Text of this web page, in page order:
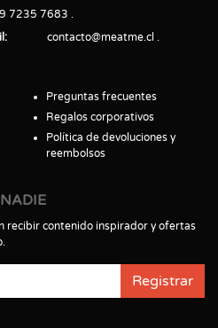
7235 7683
contacto@meatme.cl
Preguntas frecuentes
Regalos corporativos
Política de devoluciones y
reembolsos
recibir contenido inspirador y ofertas
Registrar